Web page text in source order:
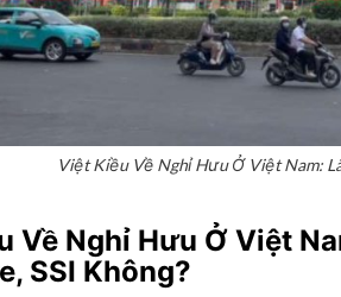
Việt Kiều Về Nghỉ Hưu Ở Việt Nam:
Về Nghỉ Hưu Ở Việt
SSI Không?